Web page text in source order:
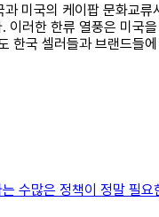
과 미국의 케이팝 문화교
러한 한류 열풍은 미국
한국 셀러들과 브랜드들
수많은 정책이 정말 필